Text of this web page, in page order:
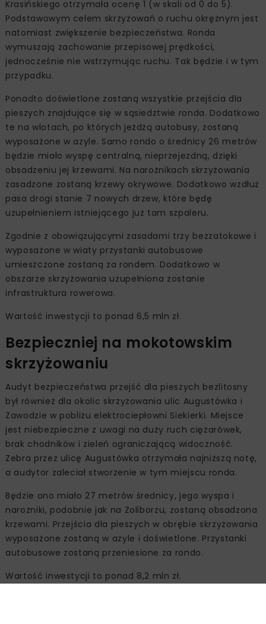
Krasińskiego otrzymała ocenę 1 (w skali od 0 do 5).
Podstawowym celem skrzyżowań o ruchu okrężnym jest
natomiast zwiększenie bezpieczeństwa. Ronda
wymuszają zachowanie przepisowej prędkości,
jednocześnie nie wstrzymując ruchu. Tak będzie i w tym
przypadku.
Ponadto doświetlone zostaną wszystkie przejścia dla
pieszych znajdujące się w sąsiedztwie ronda. Dodatkowo
te na wlotach, po których jeżdżą autobusy, zostaną
wyposażone w azyle. Samo rondo o średnicy 26 metrów
będzie miało wyspę centralną, nieprzejezdną, dzięki
obsadzeniu jej krzewami. Na narożnikach skrzyżowania
zasadzone zostaną krzewy okrywowe. Dodatkowo wzdłuż
pasa drogi stanie 7 nowych drzew, które będę
uzupełnieniem istniejącego już tam szpaleru.
Zgodnie z obowiązującymi zasadami trzy bezzatokowe i
wyposażone w wiaty przystanki autobusowe
umieszczone zostaną za rondem. Dodatkowo w
obszarze skrzyżowania uzupełniona zostanie
infrastruktura rowerowa.
Wartość inwestycji to ponad 6,5 mln zł.
Bezpieczniej na mokotowskim
skrzyżowaniu
Audyt bezpieczeństwa przejść dla pieszych bezlitosny
był również dla okolic skrzyżowania ulic Augustówka i
Zawodzie w pobliżu elektrociepłowni Siekierki. Miejsce
jest niebezpieczne z uwagi na duży ruch ciężarówek,
brak chodników i zieleń ograniczającą widoczność.
Zebra przez ulicę Augustówka otrzymała najniższą notę,
a audytor zaleciał stworzenie w tym miejscu ronda.
Będzie ono miało 27 metrów średnicy, jego wyspa i
narożniki, podobnie jak na Żoliborzu, zostaną obsadzona
krzewami. Przejścia dla pieszych w obrębie skrzyżowania
wyposażone zostaną w azyle i doświetlone. Przystanki
autobusowe zostaną przeniesione za rondo.
Wartość inwestycji to ponad 8,2 mln zł.